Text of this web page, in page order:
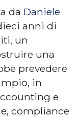
da Daniele
anni di
un
una
prevedere
in
e
compliance